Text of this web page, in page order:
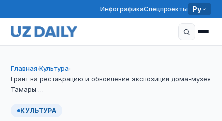
ИнфографикаСпецпроекты Ру
Главная›Культура›
Грант на реставрацию и обновление экспозиции дома-музея
Тамары …
КУЛЬТУРА